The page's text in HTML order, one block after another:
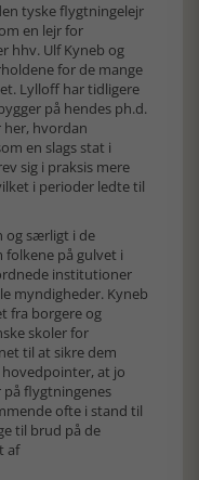
tyske flygtningelejr
en lejr for
hhv. Ulf Kyneb og
for de mange
Lylloff har tidligere
på hendes ph.d.
hvordan
en slags stat i
sig i praksis mere
i perioder ledte til
og særligt i de
på gulvet i
institutioner
myndigheder. Kyneb
fra borgere og
skoler for
til at sikre dem
at jo
flygtningenes
ofte i stand til
til brud på de
af